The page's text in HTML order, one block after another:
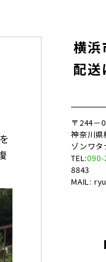
横浜
配送
〒244－
神奈川
ゾンワ
TEL:
8843
MAIL: